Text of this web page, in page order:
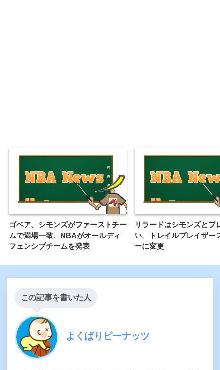
ゴベア、シモンズがファーストチー
ムで満場一致、NBAがオールディ
フェンシブチームを発表
リラードはシモンズとプ
い、トレイルブレイザー
ーに変更
この記事を書いた人
よくばりピーナッツ